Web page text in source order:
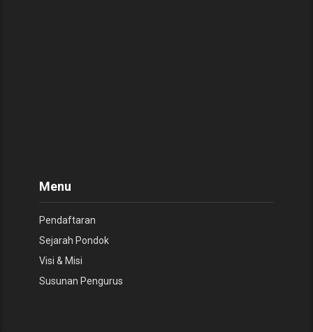
Menu
Pendaftaran
Sejarah Pondok
Visi & Misi
Susunan Pengurus